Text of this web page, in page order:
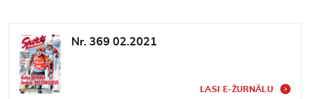
Nr. 369 02.2021
LASI E-ŽURNĀLU